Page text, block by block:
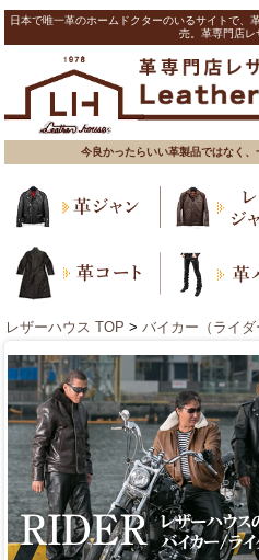
日本で唯一革のホームドクターのいるサイトで、
売。革専門店レ
今良かったらいい革製品ではなく
レザーハウス TOP > バイカー（ライダ